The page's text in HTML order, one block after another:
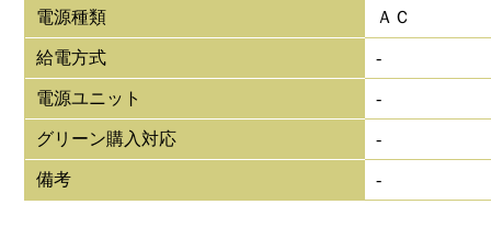
電源種類 ＡＣ
給電方式 -
電源ユニット -
グリーン購入対応 -
備考 -